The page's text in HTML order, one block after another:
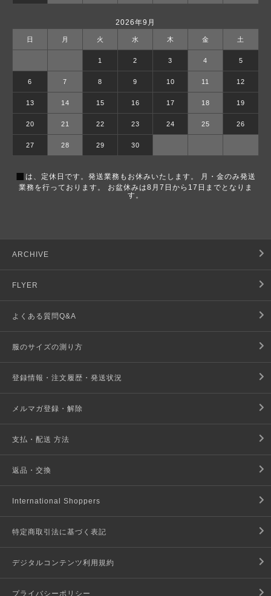
2026年9月
日 月 火 水 木 金 土
1 2 3 4 5
6 7 8 9 10 11 12
13 14 15 16 17 18 19
20 21 22 23 24 25 26
27 28 29 30
■ は、定休日です。発送業務もお休みいたします。 月・金のみ発送
業務を行っております。 お盆休みは8月7日から17日までとなりま
す。
ARCHIVE
FLYER
よくある質問Q&A
服のサイズの測り方
登録情報・注文履歴・発送状況
メルマガ登録・解除
支払・配送 方法
返品・交換
International Shoppers
特定商取引法に基づく表記
デジタルコンテンツ利用規約
プライバシーポリシー